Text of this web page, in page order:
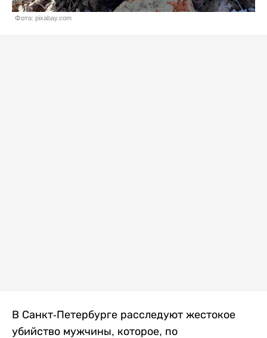
Фото: pixabay.com
В Санкт-Петербурге расследуют жестокое
убийство мужчины, которое, по